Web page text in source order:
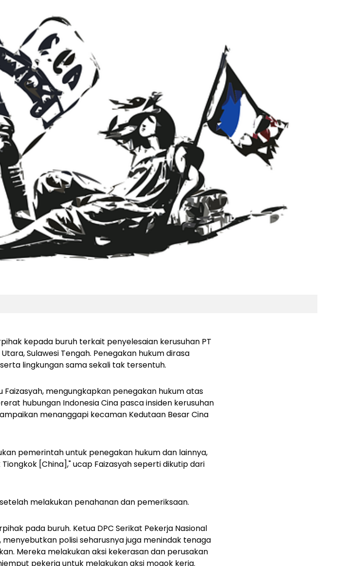
kepada buruh terkait penyelesaian kerusuhan PT
Sulawesi Tengah. Penegakan hukum dirasa
lingkungan sama sekali tak tersentuh.
Faizasyah, mengungkapkan penegakan hukum atas
hubungan Indonesia Cina pasca insiden kerusuhan
menanggapi kecaman Kedutaan Besar Cina
pemerintah untuk penegakan hukum dan lainnya,
[China]," ucap Faizasyah seperti dikutip dari
melakukan penahanan dan pemeriksaan.
pada buruh. Ketua DPC Serikat Pekerja Nasional
menyebutkan polisi seharusnya juga menindak tenaga
Mereka melakukan aksi kekerasan dan perusakan
pekerja untuk melakukan aksi mogok kerja.